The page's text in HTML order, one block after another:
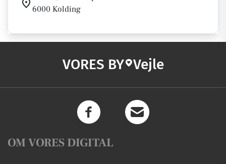
6000 Kolding
VORES BY Vejle
OM VORES DIGITAL